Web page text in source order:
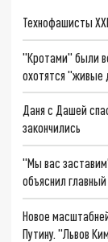
Технофашисты
"Кротами" были
охотятся "живые
Даня с Дашей
закончились
"Мы вас
объяснил
Новое
Путину. "Львов